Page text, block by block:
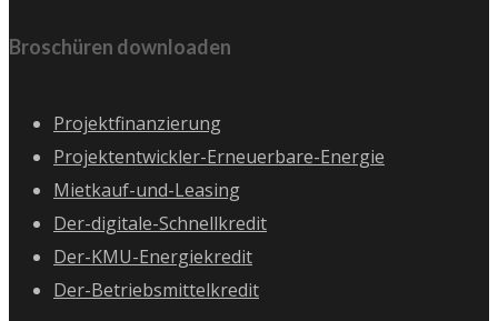
Broschüren downloaden
Projektfinanzierung
Projektentwickler-Erneuerbare-Energie
Mietkauf-und-Leasing
Der-digitale-Schnellkredit
Der-KMU-Energiekredit
Der-Betriebsmittelkredit